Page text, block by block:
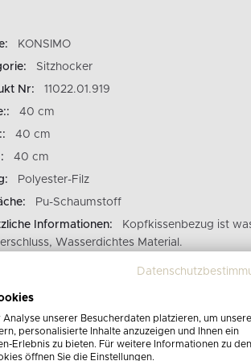
KONSIMO
Sitzhocker
Nr:
11022.01.919
40 cm
40 cm
40 cm
Polyester-Filz
Pu-Schaumstoff
Informationen:
Kopfkissenbezug ist
Wasserdichtes Material.
unserer Besucherdaten platzieren, um unsere
personalisierte Inhalte anzuzeigen und Ihnen ein
Erlebnis zu bieten. Für weitere Informationen zu
öffnen Sie die Einstellungen.